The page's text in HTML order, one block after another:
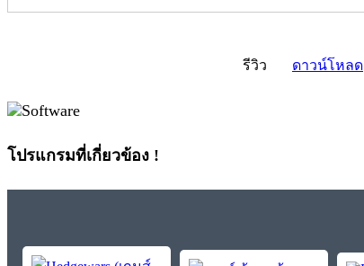
รีวิว ดาวน์โหลด
โปรแกรมที่เกี่ยวข้อง !